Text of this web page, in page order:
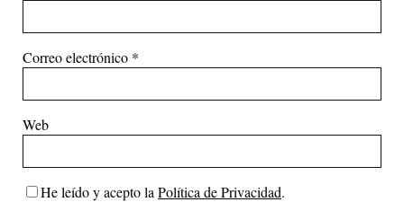
Correo electrónico *
Web
He leído y acepto la Política de Privacidad.